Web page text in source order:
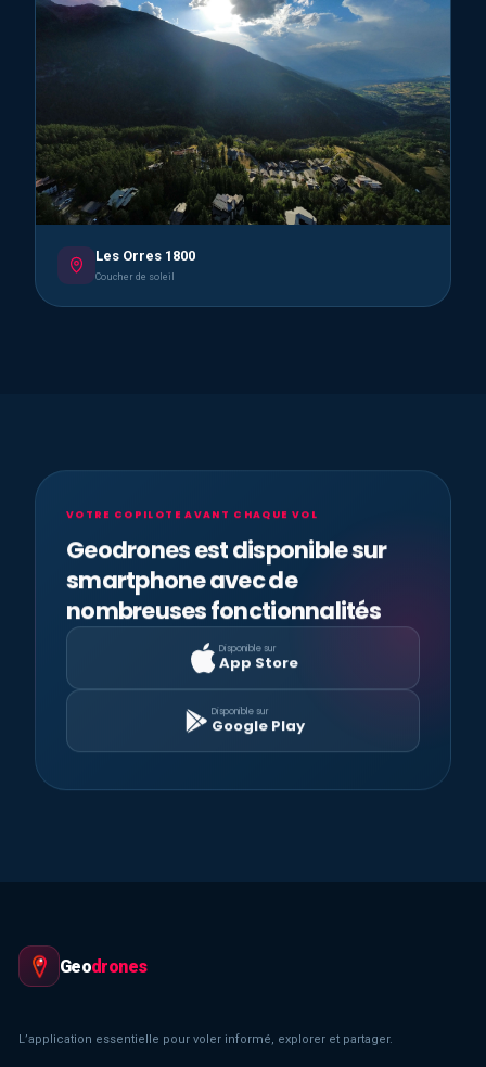
Les Orres 1800
Coucher de soleil
VOTRE COPILOTE AVANT CHAQUE VOL
Geodrones est disponible sur
smartphone avec de
nombreuses fonctionnalités
Disponible sur
App Store
Disponible sur
Google Play
Geodrones
L’application essentielle pour voler informé, explorer et partager.